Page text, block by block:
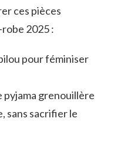
ces pièces
2025 :
pour féminiser
pyjama grenouillère
sans sacrifier le